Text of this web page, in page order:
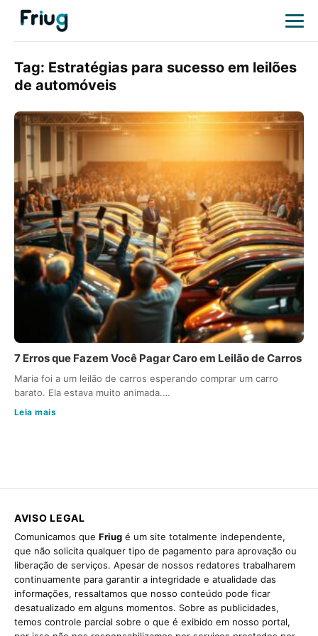
Tag: Estratégias para sucesso em leilões
de automóveis
7 Erros que Fazem Você Pagar Caro em Leilão de Carros
Maria foi a um leilão de carros esperando comprar um carro
barato. Ela estava muito animada.…
Leia mais
AVISO LEGAL
Comunicamos que Friug é um site totalmente independente,
que não solicita qualquer tipo de pagamento para aprovação ou
liberação de serviços. Apesar de nossos redatores trabalharem
continuamente para garantir a integridade e atualidade das
informações, ressaltamos que nosso conteúdo pode ficar
desatualizado em alguns momentos. Sobre as publicidades,
temos controle parcial sobre o que é exibido em nosso portal,